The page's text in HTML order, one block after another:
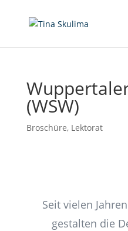
(WSW)
Broschüre, Lektorat
Seit vielen
gestalten die